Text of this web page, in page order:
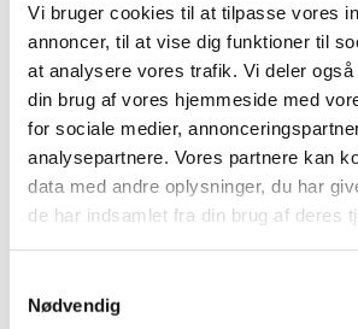
Vi bruger cookies til at tilpasse vores
annoncer, til at vise dig funktioner til
at analysere vores trafik. Vi deler også
din brug af vores hjemmeside med
for sociale medier,
analysepartnere. Vores partnere kan
data med andre oplysninger, du har
de har indsamlet fra din brug af deres
Nødvendig
Danske forlængede pas: Ingen
Danske nødpas (provisoriske
information.
EU-nødpas: Ingen information.
Tjek på forhånd om et eventuelt
rejsen anerkender et dansk
nødpas. Kontakt transitlandets
Visse viseringer og stempler i dit
Hvis du har dansk flygtninge-